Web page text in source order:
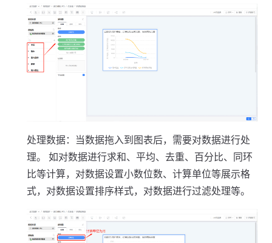
处理数据：当数据拖入到图表后，需要对数据进行处
理。 如对数据进行求和、平均、去重、百分比、同环
比等计算，对数据设置小数位数、计算单位等展示格
式，对数据设置排序样式，对数据进行过滤处理等。